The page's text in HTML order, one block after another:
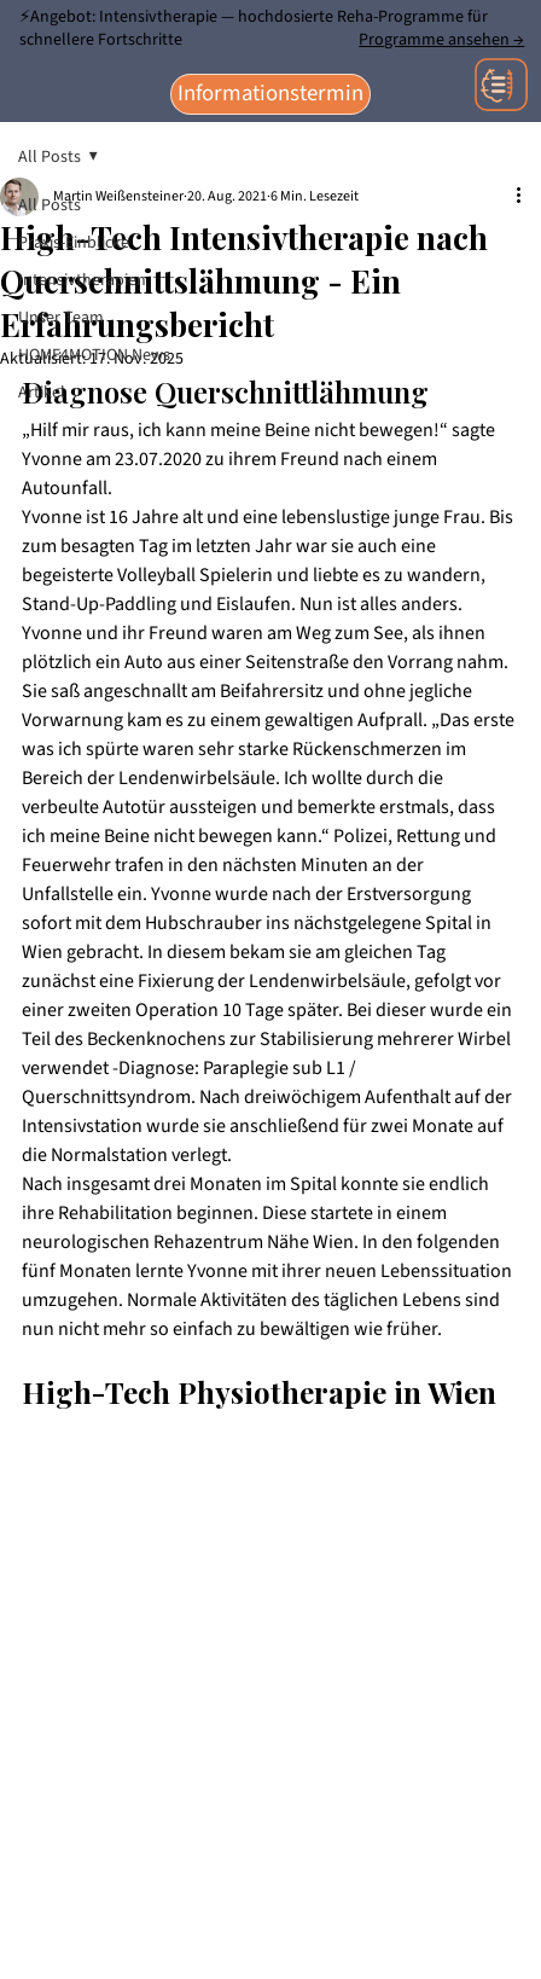
Informationstermin
⚡Angebot: Intensivtherapie — hochdosierte Reha-Programme für
schnellere Fortschritte
Programme ansehen →
All Posts
Praxis-Einblicke
Intensivtherapien
Unser Team
HOME4MOTION News
Artikel
All Posts
High-Tech Intensivtherapie nach
Querschnittslähmung - Ein
Erfahrungsbericht
Martin Weißensteiner20. Aug. 20216 Min. Lesezeit
Aktualisiert:17. Nov. 2025
Diagnose Querschnittlähmung
„Hilf mir raus, ich kann meine Beine nicht bewegen!“ sagte
Yvonne am 23.07.2020 zu ihrem Freund nach einem
Autounfall.
Yvonne ist 16 Jahre alt und eine lebenslustige junge Frau. Bis
zum besagten Tag im letzten Jahr war sie auch eine
begeisterte Volleyball Spielerin und liebte es zu wandern,
Stand-Up-Paddling und Eislaufen. Nun ist alles anders.
Yvonne und ihr Freund waren am Weg zum See, als ihnen
plötzlich ein Auto aus einer Seitenstraße den Vorrang nahm.
Sie saß angeschnallt am Beifahrersitz und ohne jegliche
Vorwarnung kam es zu einem gewaltigen Aufprall. „Das erste
was ich spürte waren sehr starke Rückenschmerzen im
Bereich der Lendenwirbelsäule. Ich wollte durch die
verbeulte Autotür aussteigen und bemerkte erstmals, dass
ich meine Beine nicht bewegen kann.“ Polizei, Rettung und
Feuerwehr trafen in den nächsten Minuten an der
Unfallstelle ein. Yvonne wurde nach der Erstversorgung
sofort mit dem Hubschrauber ins nächstgelegene Spital in
Wien gebracht. In diesem bekam sie am gleichen Tag
zunächst eine Fixierung der Lendenwirbelsäule, gefolgt vor
einer zweiten Operation 10 Tage später. Bei dieser wurde ein
Teil des Beckenknochens zur Stabilisierung mehrerer Wirbel
verwendet -Diagnose: Paraplegie sub L1 /
Querschnittsyndrom. Nach dreiwöchigem Aufenthalt auf der
Intensivstation wurde sie anschließend für zwei Monate auf
die Normalstation verlegt.
Nach insgesamt drei Monaten im Spital konnte sie endlich
ihre Rehabilitation beginnen. Diese startete in einem
neurologischen Rehazentrum Nähe Wien. In den folgenden
fünf Monaten lernte Yvonne mit ihrer neuen Lebenssituation
umzugehen. Normale Aktivitäten des täglichen Lebens sind
nun nicht mehr so einfach zu bewältigen wie früher.
High-Tech Physiotherapie in Wien